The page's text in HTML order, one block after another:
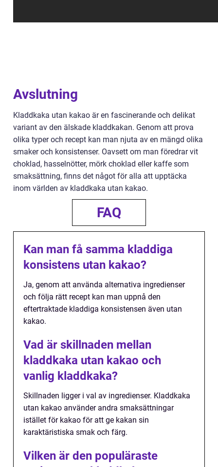
Avslutning
Kladdkaka utan kakao är en fascinerande och delikat
variant av den älskade kladdkakan. Genom att prova
olika typer och recept kan man njuta av en mängd olika
smaker och konsistenser. Oavsett om man föredrar vit
choklad, hasselnötter, mörk choklad eller kaffe som
smaksättning, finns det något för alla att upptäcka
inom världen av kladdkaka utan kakao.
FAQ
Kan man få samma kladdiga
konsistens utan kakao?
Ja, genom att använda alternativa ingredienser
och följa rätt recept kan man uppnå den
eftertraktade kladdiga konsistensen även utan
kakao.
Vad är skillnaden mellan
kladdkaka utan kakao och
vanlig kladdkaka?
Skillnaden ligger i val av ingredienser. Kladdkaka
utan kakao använder andra smaksättningar
istället för kakao för att ge kakan sin
karaktäristiska smak och färg.
Vilken är den populäraste